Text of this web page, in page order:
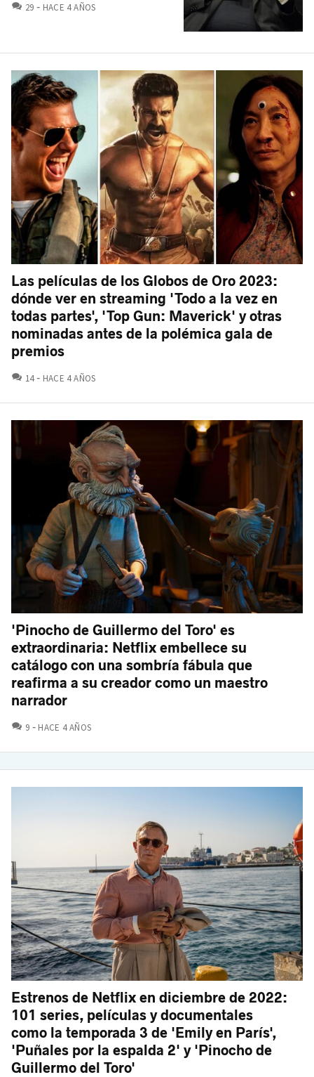
29 COMENTARIOS
HACE 4 AÑOS
Las películas de los Globos de Oro 2023:
dónde ver en streaming 'Todo a la vez en
todas partes', 'Top Gun: Maverick' y otras
nominadas antes de la polémica gala de
premios
14 COMENTARIOS
HACE 4 AÑOS
'Pinocho de Guillermo del Toro' es
extraordinaria: Netflix embellece su
catálogo con una sombría fábula que
reafirma a su creador como un maestro
narrador
9 COMENTARIOS
HACE 4 AÑOS
Estrenos de Netflix en diciembre de 2022:
101 series, películas y documentales
como la temporada 3 de 'Emily en París',
'Puñales por la espalda 2' y 'Pinocho de
Guillermo del Toro'